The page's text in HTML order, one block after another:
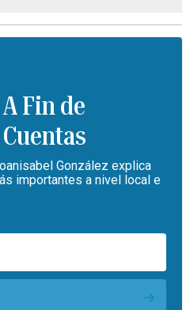
A Fin de
Cuentas
González explica
importantes a nivel local e